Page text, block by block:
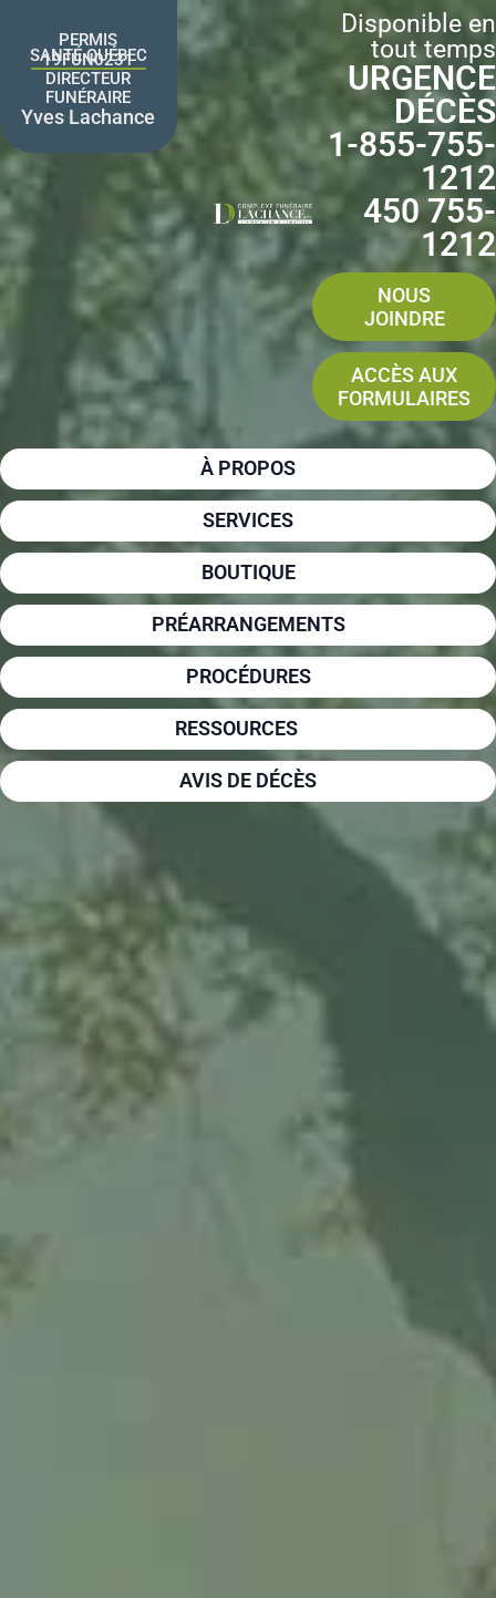
contenuPERMIS
SANTÉ QUÉBEC
19FUN0231
DIRECTEUR
FUNÉRAIRE
Yves Lachance
Disponible en
tout temps
URGENCE
DÉCÈS
1-855-755-
1212
450 755-
1212
NOUS
JOINDRE
ACCÈS AUX
FORMULAIRES
À PROPOS
SERVICES
BOUTIQUE
PRÉARRANGEMENTS
PROCÉDURES
RESSOURCES
AVIS DE DÉCÈS